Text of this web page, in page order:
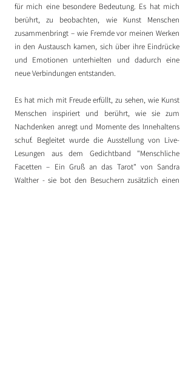
für mich eine besondere Bedeutung. Es hat mich
berührt, zu beobachten, wie Kunst Menschen
zusammenbringt – wie Fremde vor meinen Werken
in den Austausch kamen, sich über ihre Eindrücke
und Emotionen unterhielten und dadurch eine
neue Verbindungen entstanden.
Es hat mich mit Freude erfüllt, zu sehen, wie Kunst
Menschen inspiriert und berührt, wie sie zum
Nachdenken anregt und Momente des Innehaltens
schuf. Begleitet wurde die Ausstellung von Live-
Lesungen aus dem Gedichtband "Menschliche
Facetten – Ein Gruß an das Tarot" von Sandra
Walther - sie bot den Besuchern zusätzlich einen